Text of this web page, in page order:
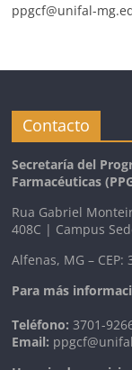
ppgcf@unifal-
Contacto
Secretaría del
Farmacéuticas
Rua Gabriel
408C | Campus
Alfenas, MG – CEP:
Para más
Teléfono: 3701-
Email: